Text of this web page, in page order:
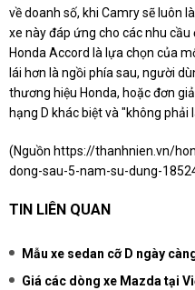
về doanh số, khi Camry sẽ luôn
xe này đáp ứng cho các nhu
Honda Accord là lựa chọn của
lái hơn là ngồi phía sau, người
thương hiệu Honda, hoặc đơn
hạng D khác biệt và "không phải
(Nguồn https://thanhnien.vn/
dong-sau-5-nam-su-dung-
TIN LIÊN QUAN
Mẫu xe sedan cỡ D ngày
Giá các dòng xe Mazda tại